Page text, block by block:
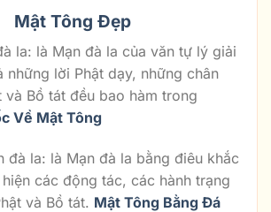
Mật Tông Đẹp
la: là Mạn đà la của văn tự lý giải
những lời Phật dạy, những chân
và Bồ tát đều bao hàm trong
Về Mật Tông
đà la: là Mạn đà la bằng điêu khắc
các động tác, các hành trạng
và Bồ tát. Mật Tông Bằng Đá